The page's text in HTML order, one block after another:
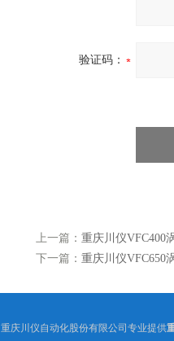
验证码：
上一篇： 重庆川仪VFC400
下一篇： 重庆川仪VFC650
重庆川仪自动化股份有限公司专业提供